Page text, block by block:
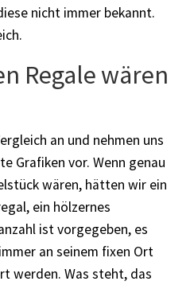
nicht immer bekannt.
Regale wären
an und nehmen uns
Grafiken vor. Wenn genau
wären, hätten wir ein
ein hölzernes
ist vorgegeben, es
an seinem fixen Ort
werden. Was steht, das